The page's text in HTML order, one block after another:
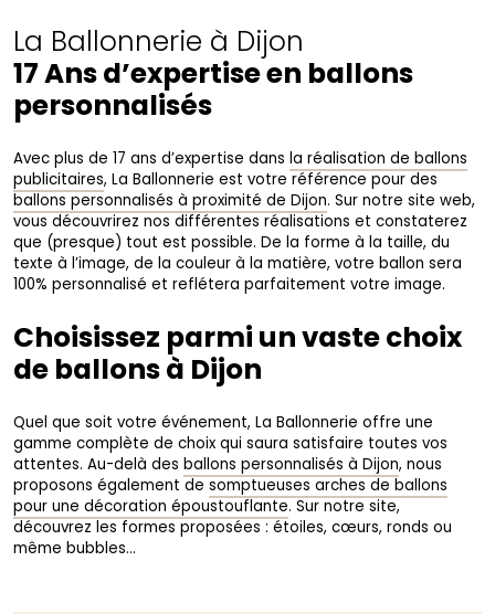
La Ballonnerie à Dijon
17 Ans d’expertise en ballons
personnalisés
Avec plus de 17 ans d’expertise dans la réalisation de ballons
publicitaires, La Ballonnerie est votre référence pour des
ballons personnalisés à proximité de Dijon. Sur notre site web,
vous découvrirez nos différentes réalisations et constaterez
que (presque) tout est possible. De la forme à la taille, du
texte à l’image, de la couleur à la matière, votre ballon sera
100% personnalisé et reflétera parfaitement votre image.
Choisissez parmi un vaste choix
de ballons à Dijon
Quel que soit votre événement, La Ballonnerie offre une
gamme complète de choix qui saura satisfaire toutes vos
attentes. Au-delà des ballons personnalisés à Dijon, nous
proposons également de somptueuses arches de ballons
pour une décoration époustouflante. Sur notre site,
découvrez les formes proposées : étoiles, cœurs, ronds ou
même bubbles…